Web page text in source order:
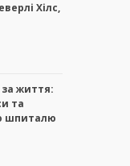
Хілс,
життя:
та
шпиталю